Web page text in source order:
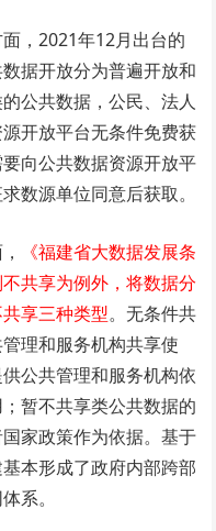
，2021年12月出台的
据开放分为普遍开放和
公共数据，公民、法人
开放平台无条件免费获
向公共数据资源开放平
数源单位同意后获取。
《福建省大数据发展条
共享为例外，将数据分
享三种类型。无条件共
理和服务机构共享使
公共管理和服务机构依
暂不共享类公共数据的
家政策作为依据。基于
本形成了政府内部跨部
系。